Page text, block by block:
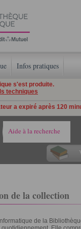
Infos pratiques
s'est produite.
techniques
a expiré après 120
Aide à la recherche
de la collection
de la